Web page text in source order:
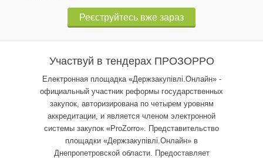
Реєструйтесь вже зараз
Участвуй в тендерах ПРОЗОРРО
Електронная площадка «Держзакупівлі.Онлайн» -
официальный участник реформы государственных
закупок, авторизирована по четырем уровням
аккредитации, и является членом электронной
системы закупок «ProZorro». Представительство
площадки «Держзакупівлі.Онлайн» в
Днепропетровской области. Предоставляет